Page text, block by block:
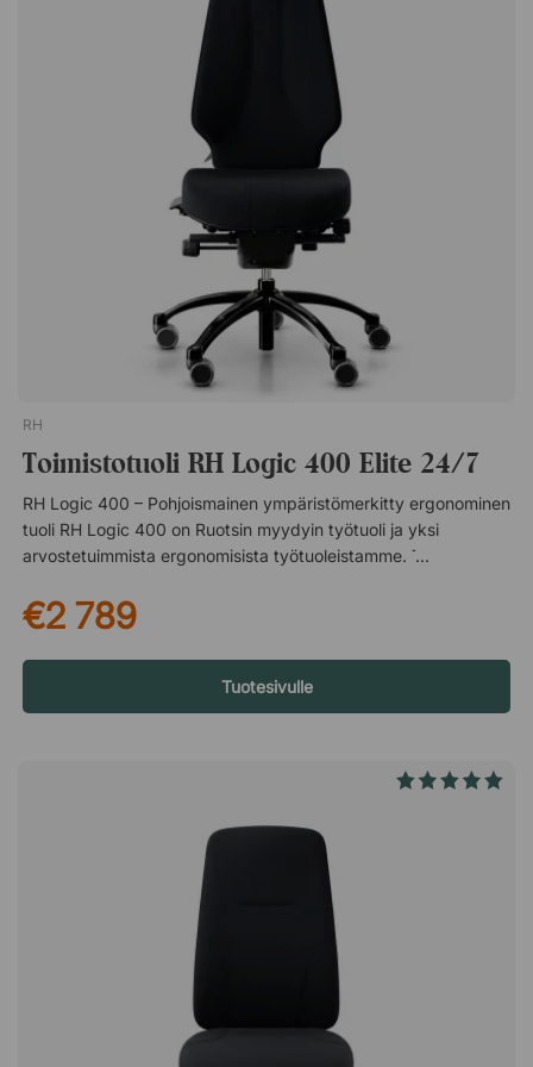
Valinnaiset käsinojat (säädettävä korkeus, syvyys, kulma).
Säädettävä istuinsyvyys. Ristiseläntuki (ilmasäädettävä).
Polvinivelkeinu lukittavissa mihin tahansa asentoon.
ISO 14025, GREENGUARD Gold, JoutsenmerkkiRH Logic 400
Comfort on korkealaatuinen ergonominen työtuoli, joka antaa
hyvän tuen työpäivän aikana. Työtuoli on helppo säätää
sopivaksi eri henkilöille. Säädettävä istuinkorkeus. Valinnainen
niskatuki (säädettävä korkeus, syvyys ja kulma). Valinnaiset
käsinojat (säädettävä korkeus, syvyys, kulma). Säädettävä
istuinsyvyys. Ristiseläntuki (säädettävä). Säädettävällä
vastuksella varustettu polvinivelkeinu (lukittavissa mihin
tahansa asentoon). Lisäpehmuste ja hyvä ilmanvaihto.
RH
Toimistotuoli RH Logic 400 Elite 24/7
RH Logic 400 – Pohjoismainen ympäristömerkitty ergonominen
tuoli RH Logic 400 on Ruotsin myydyin työtuoli ja yksi
arvostetuimmista ergonomisista työtuoleistamme. Tuoli tarjoaa
sillä on myös pohjoismainen Joutsenmerkki, mikä varmistaa,
että RH Logic 400 täyttää korkeat ympäristö- ja
kestävyysvaatimukset. Istu hyvällä ergonomialla ja mukavasti
koko päivän ajan RH Logic 400 Elite 24/7 eroaa RH Logic
400:sta siinä, että siinä on 20 mm ylimääräistä
mukavuuden ja on hyväksytty käytettäväksi 24 tunnin
Tässä työtuolissa on säädettävällä vastuksella varustettu
polvinivelkeinu, joka voidaan lukita mihin tahansa asentoon.
Polvinivelkeinu saa selkänojan ja istuimen liikkumaan
tasaisesti, kun nojaat taaksepäin, aivan kuten keinutuolissa.
Keinua käytettäessä verenkierto vilkastuu, mikä vähentää
särkyjä ja raskauden tunnetta jaloissa. Istu optimaalisesti
vesiputousreuna, joka vähentää takareisiin kohdistuvaa
painetta, ja sen syvyyttä voidaan säätää kahdeksalla
€2 789
Tuotesivulle